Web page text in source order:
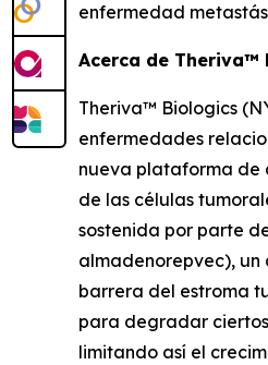
enfermedad
Acerca de Theriva™
Theriva™ Biologics
enfermedades
nueva plataforma de
de las células
sostenida por parte
almadenorepvec),
barrera del estroma
para degradar
limitando así el